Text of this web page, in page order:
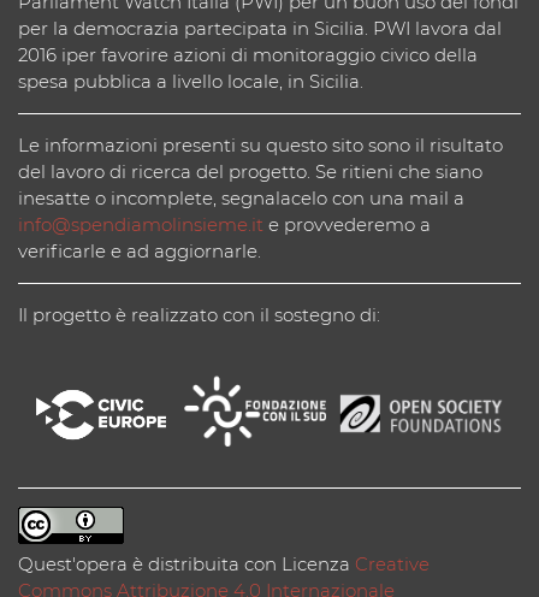
per la democrazia partecipata in Sicilia. PWI lavora dal
2016 iper favorire azioni di monitoraggio civico della
spesa pubblica a livello locale, in Sicilia.
Le informazioni presenti su questo sito sono il risultato
del lavoro di ricerca del progetto. Se ritieni che siano
inesatte o incomplete, segnalacelo con una mail a
info@spendiamolinsieme.it e provvederemo a
verificarle e ad aggiornarle.
Il progetto è realizzato con il sostegno di:
Quest'opera è distribuita con Licenza Creative
Commons Attribuzione 4.0 Internazionale